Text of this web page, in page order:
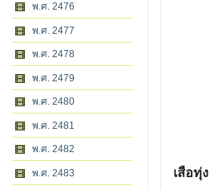
พ.ศ. 2476
พ.ศ. 2477
พ.ศ. 2478
พ.ศ. 2479
พ.ศ. 2480
พ.ศ. 2481
พ.ศ. 2482
พ.ศ. 2483 เสือทุ่ง